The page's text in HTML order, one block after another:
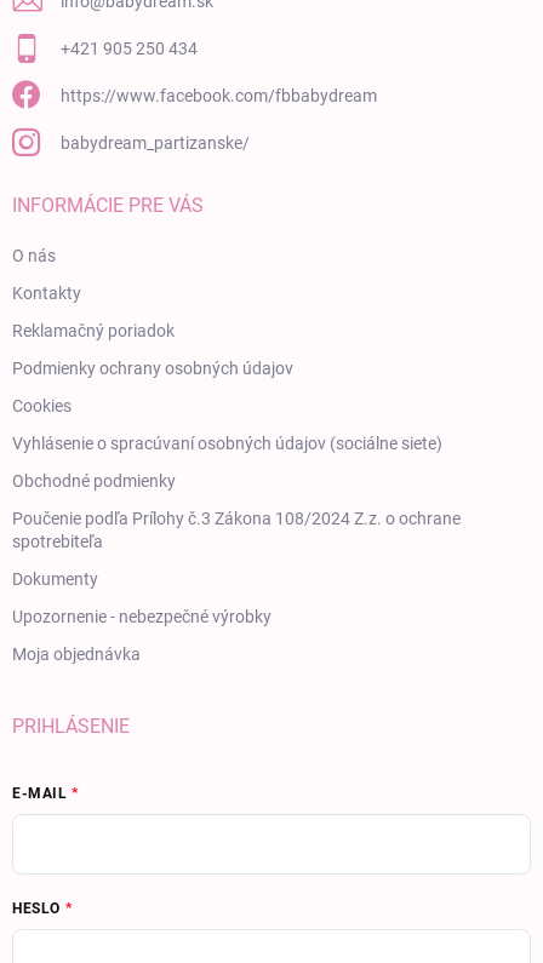
+421 905 250 434
https://www.facebook.com/fbbabydream
babydream_partizanske/
INFORMÁCIE PRE VÁS
O nás
Kontakty
Reklamačný poriadok
Podmienky ochrany osobných údajov
Cookies
Vyhlásenie o spracúvaní osobných údajov (sociálne siete)
Obchodné podmienky
Poučenie podľa Prílohy č.3 Zákona 108/2024 Z.z. o ochrane
spotrebiteľa
Dokumenty
Upozornenie - nebezpečné výrobky
Moja objednávka
PRIHLÁSENIE
E-MAIL
HESLO